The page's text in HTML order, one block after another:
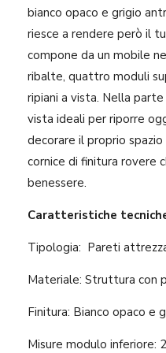
bianco opaco e grigio
riesce a rendere però il
compone da un mobile
ribalte, quattro moduli
ripiani a vista. Nella
vista ideali per riporre
decorare il proprio
cornice di finitura rovere
benessere.
Caratteristiche
Tipologia: Pareti
Materiale: Struttura con
Finitura: Bianco opaco e
Misure modulo inferiore: